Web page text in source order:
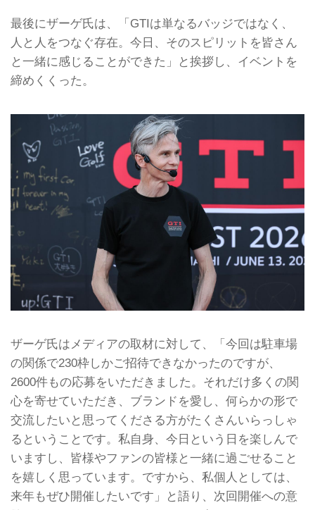
最後にザーゲ氏は、「GTIは単なるバッジではなく、
人と人をつなぐ存在。今日、そのスピリットを皆さん
と一緒に感じることができた」と挨拶し、イベントを
締めくくった。
ザーゲ氏はメディアの取材に対して、「今回は駐車場
の関係で230枠しかご招待できなかったのですが、
2600件もの応募をいただきました。それだけ多くの関
心を寄せていただき、ブランドを愛し、何らかの形で
交流したいと思ってくださる方がたくさんいらっしゃ
るということです。私自身、今日という日を楽しんで
いますし、皆様やファンの皆様と一緒に過ごせること
を嬉しく思っています。ですから、私個人としては、
来年もぜひ開催したいです」と語り、次回開催への意